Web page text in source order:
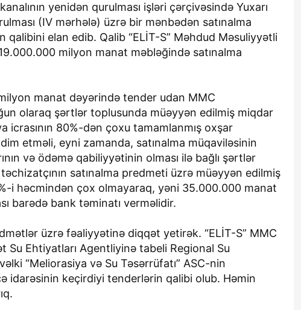
yenidən qurulması işləri çərçivəsində Yuxarı
(IV mərhələ) üzrə bir mənbədən satınalma
elan edib. Qalib “ELİT-S” Məhdud Məsuliyyətli
milyon manat məbləğində satınalma
manat dəyərində tender udan MMC
olaraq şərtlər toplusunda müəyyən edilmiş miqdar
icrasının 80%-dən çoxu tamamlanmış oxşar
etməli, eyni zamanda, satınalma müqaviləsinin
və ödəmə qabiliyyətinin olması ilə bağlı şərtlər
satınalma predmeti üzrə müəyyən edilmiş
i həcmindən çox olmayaraq, yəni 35.000.000 manat
barədə bank təminatı verməlidir.
üzrə fəaliyyətinə diqqət yetirək. “ELİT-S” MMC
Su Ehtiyatları Agentliyinə tabeli Regional Su
“Meliorasiya və Su Təsərrüfatı” ASC-nin
idarəsinin keçirdiyi tenderlərin qalibi olub. Həmin